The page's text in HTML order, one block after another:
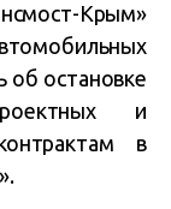
Крым»
об остановке
и
в
».